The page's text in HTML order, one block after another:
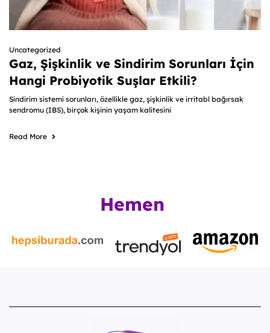
Uncategorized
Gaz, Şişkinlik ve Sindirim Sorunları İçin
Hangi Probiyotik Suşlar Etkili?
Sindirim sistemi sorunları, özellikle gaz, şişkinlik ve irritabl bağırsak
sendromu (IBS), birçok kişinin yaşam kalitesini
Read More
Hemen